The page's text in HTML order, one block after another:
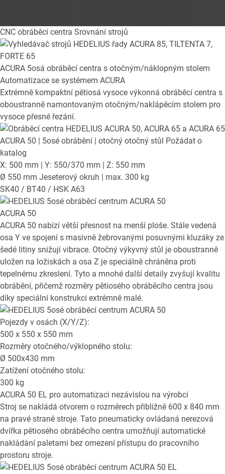
CNC obráběcí centra Srovnání strojů
ACURA 5osá obráběcí centra s otočným/náklopným stolem
Automatizace se systémem ACURA
Extrémně kompaktní pětiosá vysoce výkonná obráběcí centra s
oboustranně namontovaným otočným/naklápěcím stolem pro
vysoce přesné řezání.
ACURA 50 | 5osé obrábění | otočný otočný stůl Požádat o
katalog
X: 500 mm | Y: 550/370 mm | Z: 550 mm
Ø 550 mm Jeseterový okruh | max. 300 kg
SK40 / BT40 / HSK A63
ACURA 50
ACURA 50 nabízí větší přesnost na menší ploše. Stále vedená
osa Y ve spojení s masivně žebrovanými posuvnými kluzáky ze
šedé litiny snižují vibrace. Otočný výkyvný stůl je oboustranně
uložen na ložiskách a osa Z je speciálně chráněna proti
tepelnému zkreslení. Tyto a mnohé další detaily zvyšují kvalitu
obrábění, přičemž rozměry pětiosého obráběcího centra jsou
díky speciální konstrukci extrémně malé.
Pojezdy v osách (X/Y/Z):
500 x 550 x 550 mm
Rozměry otočného/výklopného stolu:
Ø 500x430 mm
Zatížení otočného stolu:
300 kg
ACURA 50 EL pro automatizaci nezávislou na výrobci
Stroj se nakládá otvorem o rozměrech přibližně 600 x 840 mm
na pravé straně stroje. Tato pneumaticky ovládaná nerezová
dvířka pětiosého obráběcího centra umožňují automatické
nakládání paletami bez omezení přístupu do pracovního
prostoru stroje.